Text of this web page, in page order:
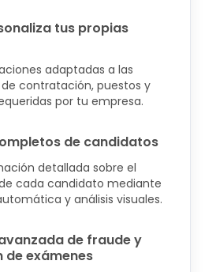
tus propias
adaptadas a las
contratación, puestos y
por tu empresa.
de candidatos
detallada sobre el
cada candidato mediante
y análisis visuales.
de fraude y
de exámenes